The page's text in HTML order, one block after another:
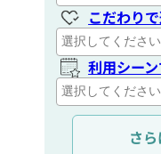
こだわり
利用シー
通信距離
さ